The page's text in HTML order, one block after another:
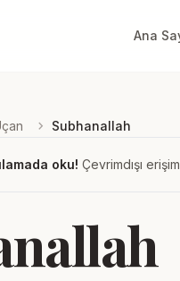
Ana
chevron_right Subhanallah
oku! Çevrimdışı